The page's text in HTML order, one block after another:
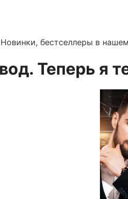
Новинки, бестселлеры в
Теперь я